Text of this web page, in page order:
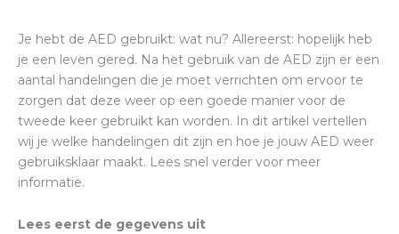
Je hebt de AED gebruikt: wat nu? Allereerst: hopelijk heb
je een leven gered. Na het gebruik van de AED zijn er een
aantal handelingen die je moet verrichten om ervoor te
zorgen dat deze weer op een goede manier voor de
tweede keer gebruikt kan worden. In dit artikel vertellen
wij je welke handelingen dit zijn en hoe je jouw AED weer
gebruiksklaar maakt. Lees snel verder voor meer
informatie.
Lees eerst de gegevens uit